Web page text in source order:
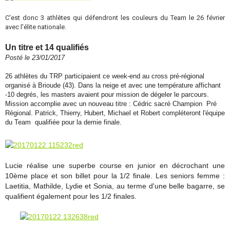
C'est donc 3 athlètes qui défendront les couleurs du Team le 26 février
avec l'élite nationale.
Un titre et 14 qualifiés
Posté le 23/01/2017
26 athlètes du TRP participaient ce week-end au cross pré-régional
organisé à Brioude (43). Dans la neige et avec une température affichant
-10 degrés, les masters avaient pour mission de dégeler le parcours.
Mission accomplie avec un nouveau titre : Cédric sacré Champion Pré
Régional. Patrick, Thierry, Hubert, Michael et Robert compléteront l'équipe
du Team qualifiée pour la demie finale.
Lucie réalise une superbe course en junior en décrochant une
10ème place et son billet pour la 1/2 finale. Les seniors femme :
Laetitia, Mathilde, Lydie et Sonia, au terme d'une belle bagarre, se
qualifient également pour les 1/2 finales.